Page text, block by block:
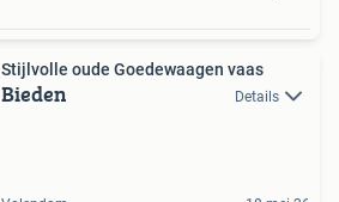
Stijlvolle oude Goedewaagen vaas
Bieden Details